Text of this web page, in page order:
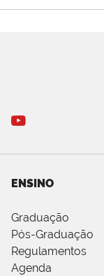
ENSINO
Graduação
Pós-Graduação
Regulamentos
Agenda